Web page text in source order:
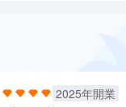
2025年開業